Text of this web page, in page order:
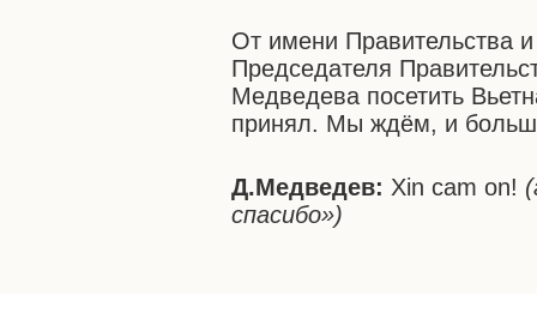
От имени Правительства
Председателя
Медведева посетить
принял. Мы ждём, и
Д.Медведев: Xin cam on! (
спасибо»)